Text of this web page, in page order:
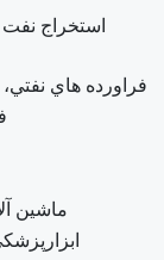
استخراج
فراورده هاي
ماشين